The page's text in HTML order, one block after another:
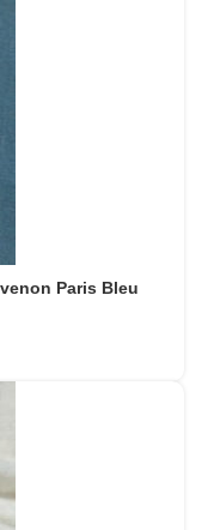
Paris Bleu